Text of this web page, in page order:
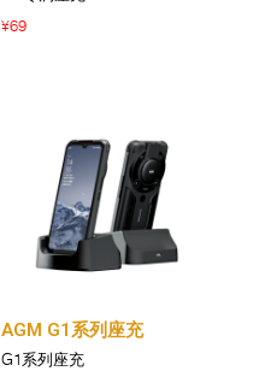
¥69
AGM G1系列座充
G1系列座充